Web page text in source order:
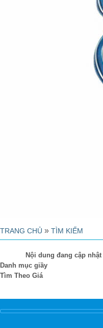
TRANG CHỦ » TÌM KIẾM
Nội dung đang cập nhật
Danh mục giầy
Tìm Theo Giá